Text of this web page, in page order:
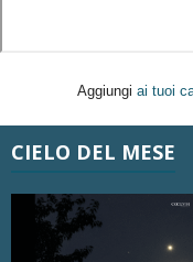
Aggiungi ai tuoi
CIELO DEL MESE